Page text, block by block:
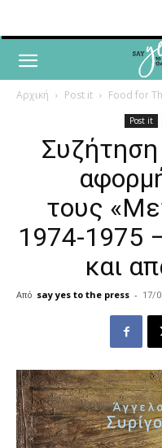
Αρχική Post it Food for
Post it
τους
1974-1975
και
Από say yes to the press - 17/